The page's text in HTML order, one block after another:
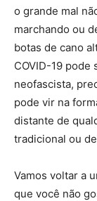
o grande mal
marchando ou
botas de cano
COVID-19 pode
neofascista,
pode vir na
distante de
tradicional ou
Vamos voltar a
que você não